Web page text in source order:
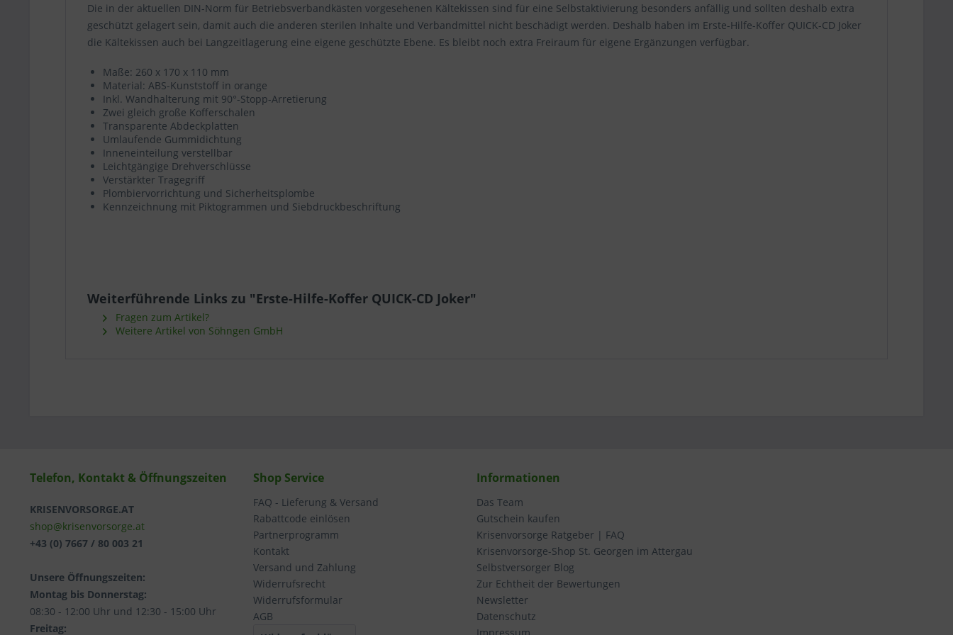
Wählen Sie nach Ihren individuellen Bedürfnissen Cookies & Services aus:
Technisch erforderlich
Die in der aktuellen DIN-Norm für Betriebsverbandkästen vorgesehenen Kältekissen sind für eine Selbstaktivierung besonders anfällig und sollten deshalb extra
geschützt gelagert sein, damit auch die anderen sterilen Inhalte und Verbandmittel nicht beschädigt werden. Deshalb haben im Erste-Hilfe-Koffer QUICK-CD Joker
die Kältekissen auch bei Langzeitlagerung eine eigene geschützte Ebene. Es bleibt noch extra Freiraum für eigene Ergänzungen verfügbar.
Maße: 260 x 170 x 110 mm
Material: ABS-Kunststoff in orange
Inkl. Wandhalterung mit 90°-Stopp-Arretierung
Zwei gleich große Kofferschalen
Transparente Abdeckplatten
Umlaufende Gummidichtung
Inneneinteilung verstellbar
Leichtgängige Drehverschlüsse
Verstärkter Tragegriff
Plombiervorrichtung und Sicherheitsplombe
Kennzeichnung mit Piktogrammen und Siebdruckbeschriftung
Weiterführende Links zu "Erste-Hilfe-Koffer QUICK-CD Joker"
Fragen zum Artikel?
Weitere Artikel von Söhngen GmbH
Telefon, Kontakt & Öffnungszeiten
KRISENVORSORGE.AT
shop@krisenvorsorge.at
+43 (0) 7667 / 80 003 21
Unsere Öffnungszeiten:
Montag bis Donnerstag:
08:30 - 12:00 Uhr und 12:30 - 15:00 Uhr
Freitag:
Shop Service
FAQ - Lieferung & Versand
Rabattcode einlösen
Partnerprogramm
Kontakt
Versand und Zahlung
Widerrufsrecht
Widerrufsformular
AGB
Informationen
Das Team
Gutschein kaufen
Krisenvorsorge Ratgeber | FAQ
Krisenvorsorge-Shop St. Georgen im Attergau
Selbstversorger Blog
Zur Echtheit der Bewertungen
Newsletter
Datenschutz